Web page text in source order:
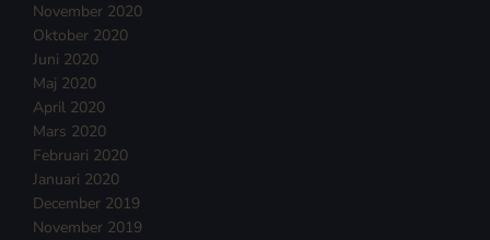
November 2020
Oktober 2020
Juni 2020
Maj 2020
April 2020
Mars 2020
Februari 2020
Januari 2020
December 2019
November 2019